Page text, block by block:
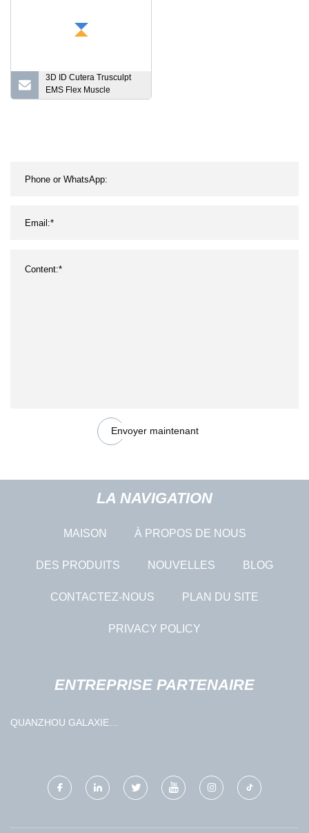
3D ID Cutera Trusculpt
EMS Flex Muscle
Stimulator Cellulite
Envoyer maintenant
LA NAVIGATION
MAISON À PROPOS DE NOUS
DES PRODUITS NOUVELLES BLOG
CONTACTEZ-NOUS PLAN DU SITE
PRIVACY POLICY
ENTREPRISE PARTENAIRE
QUANZHOU GALAXIE